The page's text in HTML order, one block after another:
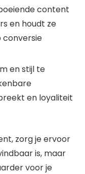
content
en houdt ze
conversie
en stijl te
en loyaliteit
zorg je ervoor
is, maar
voor je